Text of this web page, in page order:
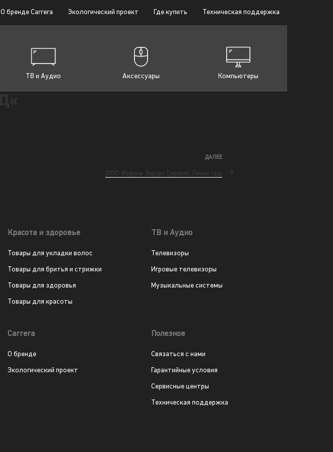
О бренде Carrera Экологический проект Где купить Техническая поддержка
ТВ и Аудио Аксессуары Компьютеры
ДАЛЕЕ
Красота и здоровье
Товары для укладки волос
Товары для бритья и стрижки
Товары для здоровья
Товары для красоты
ТВ и Аудио
Телевизоры
Игровые телевизоры
Музыкальные системы
Carrera
О бренде
Экологический проект
Полезное
Связаться с нами
Гарантийные условия
Сервисные центры
Техническая поддержка